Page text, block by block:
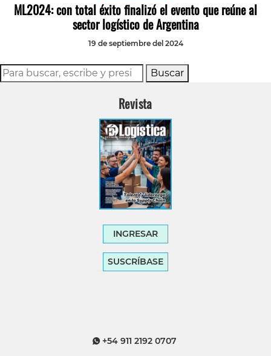
ML2024: con total éxito finalizó el evento que reúne al
sector logístico de Argentina
19 de septiembre del 2024
Buscar
Revista
INGRESAR
SUSCRÍBASE
+54 911 2192 0707